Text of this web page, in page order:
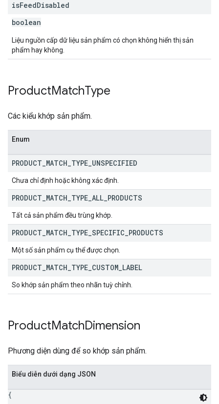
isFeedDisabled
boolean
Liệu nguồn cấp dữ liệu sản phẩm có chọn không hiển thị sản
phẩm hay không.
ProductMatchType
Các kiểu khớp sản phẩm.
Enum
PRODUCT MATCH TYPE UNSPECIFIED
Chưa chỉ định hoặc không xác định.
PRODUCT MATCH TYPE ALL PRODUCTS
Tất cả sản phẩm đều trùng khớp.
PRODUCT MATCH TYPE SPECIFIC PRODUCTS
Một số sản phẩm cụ thể được chọn.
PRODUCT MATCH TYPE CUSTOM LABEL
So khớp sản phẩm theo nhãn tuỳ chỉnh.
ProductMatchDimension
Phương diện dùng để so khớp sản phẩm.
Biểu diễn dưới dạng JSON
{